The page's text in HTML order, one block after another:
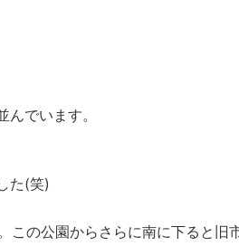
でいます。
た(笑)
この公園からさらに南に下ると旧